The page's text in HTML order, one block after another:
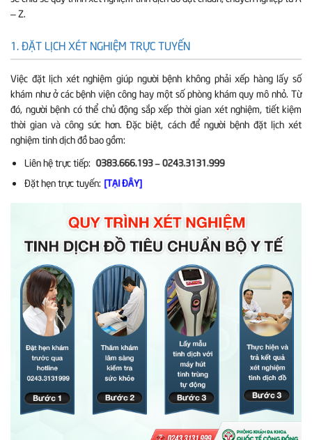
– Z.
1. ĐẶT LỊCH XÉT NGHIỆM TRỰC TUYẾN
Việc đặt lịch xét nghiệm giúp người bệnh không phải xếp hàng lấy số
khám như ở các bệnh viện công hay một số phòng khám quy mô nhỏ. Từ
đó, người bệnh có thể chủ động sắp xếp thời gian xét nghiệm, tiết kiệm
thời gian và công sức hơn. Đặc biệt, cách để người bệnh đặt lịch xét
nghiệm tinh dịch đồ bao gồm:
Liên hệ trực tiếp:
0383.666.193 – 0243.3131.999
Đặt hẹn trực tuyến: [TẠI ĐÂY]